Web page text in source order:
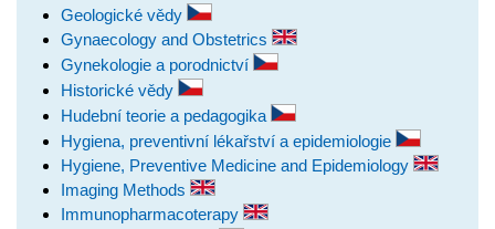
Geologické vědy
Gynaecology and Obstetrics
Gynekologie a porodnictví
Historické vědy
Hudební teorie a pedagogika
Hygiena, preventivní lékařství a epidemiologie
Hygiene, Preventive Medicine and Epidemiology
Imaging Methods
Immunopharmacoterapy